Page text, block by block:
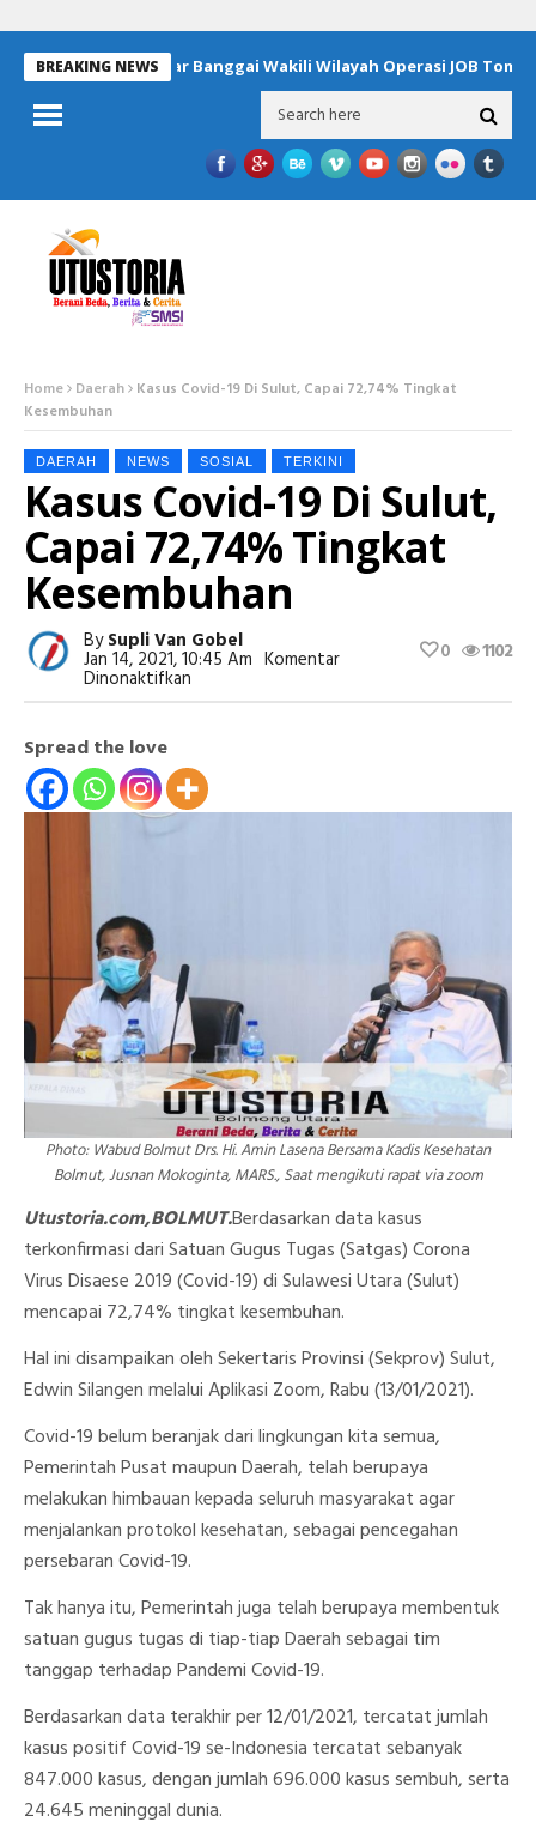
BREAKING NEWS
Empat Pelajar Banggai Wakili Wilayah Operasi JOB Tomori
Home Daerah Kasus Covid-19 Di Sulut, Capai 72,74% Tingkat
Kesembuhan
DAERAH NEWS SOSIAL TERKINI
Kasus Covid-19 Di Sulut,
Capai 72,74% Tingkat
Kesembuhan
BySupli Van Gobel
Jan 14, 2021, 10:45 Am Komentar
Dinonaktifkan
Kasus
Sulut,
Capai
72,74%
1102
0
Spread the love
Photo: Wabud Bolmut Drs. Hi. Amin Lasena Bersama Kadis Kesehatan
Bolmut, Jusnan Mokoginta, MARS., Saat mengikuti rapat via zoom
Utustoria.com,BOLMUT.Berdasarkan data kasus
terkonfirmasi dari Satuan Gugus Tugas (Satgas) Corona
Virus Disaese 2019 (Covid-19) di Sulawesi Utara (Sulut)
mencapai 72,74% tingkat kesembuhan.
Hal ini disampaikan oleh Sekertaris Provinsi (Sekprov) Sulut,
Edwin Silangen melalui Aplikasi Zoom, Rabu (13/01/2021).
Covid-19 belum beranjak dari lingkungan kita semua,
Pemerintah Pusat maupun Daerah, telah berupaya
melakukan himbauan kepada seluruh masyarakat agar
menjalankan protokol kesehatan, sebagai pencegahan
persebaran Covid-19.
Tak hanya itu, Pemerintah juga telah berupaya membentuk
satuan gugus tugas di tiap-tiap Daerah sebagai tim
tanggap terhadap Pandemi Covid-19.
Berdasarkan data terakhir per 12/01/2021, tercatat jumlah
kasus positif Covid-19 se-Indonesia tercatat sebanyak
847.000 kasus, dengan jumlah 696.000 kasus sembuh, serta
24.645 meninggal dunia.